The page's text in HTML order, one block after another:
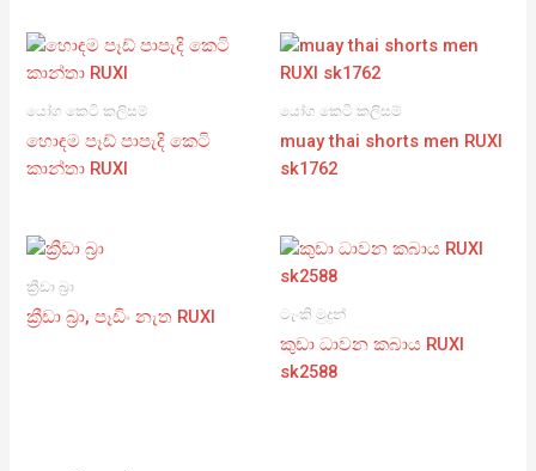
යෝග කෙටි කලිසම්
හොඳම පෑඩ් පාපැදි කෙටි
කාන්තා RUXI
යෝග කෙටි කලිසම්
muay thai shorts men RUXI
sk1762
ක්‍රීඩා බ්‍රා
ක්‍රීඩා බ්‍රා, පෑඩිං නැත RUXI ටැංකි මුදුන්
කුඩා ධාවන කබාය RUXI
sk2588